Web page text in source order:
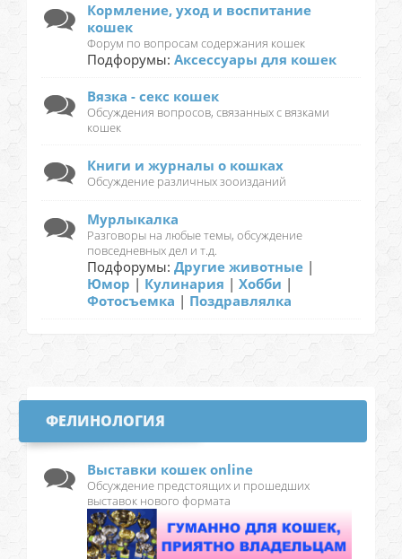
Кормление, уход и воспитание
кошек
Форум по вопросам содержания кошек
Подфорумы: Аксессуары для кошек
Вязка - секс кошек
Обсуждения вопросов, связанных с вязками
кошек
Книги и журналы о кошках
Обсуждение различных зооизданий
Мурлыкалка
Разговоры на любые темы, обсуждение
повседневных дел и т.д.
Подфорумы: Другие животные |
Юмор | Кулинария | Хобби |
Фотосъемка | Поздравлялка
ФЕЛИНОЛОГИЯ
Выставки кошек online
Обсуждение предстоящих и прошедших
выставок нового формата